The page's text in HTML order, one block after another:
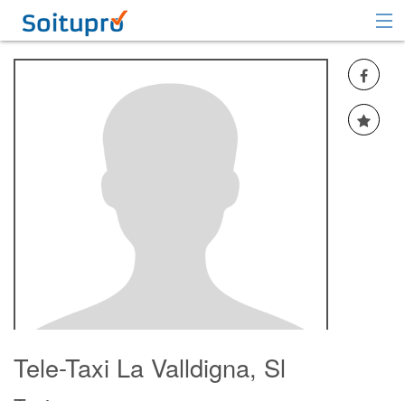
Recomendar
Registrarse
Iniciar sesión
Tele-Taxi La Valldigna, Sl